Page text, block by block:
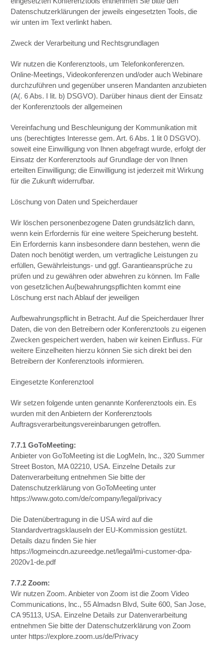
Datenschutzerklärungen der jeweils eingesetzten Tools, die
wir unten im Text verlinkt haben.
Zweck der Verarbeitung und Rechtsgrundlagen
Wir nutzen die Konferenztools, um Telefonkonferenzen.
Online-Meetings, Videokonferenzen und/oder auch Webinare
durchzuführen und gegenüber unseren Mandanten anzubieten
(A(. 6 Abs. I lit. b) DSGVO). Darüber hinaus dient der Einsatz
der Konferenztools der allgemeinen
Vereinfachung und Beschleunigung der Kommunikation mit
uns (berechtigtes Interesse gem. Art. 6 Abs. 1 lit 0 DSGVO).
soweit eine Einwilligung von Ihnen abgefragt wurde, erfolgt der
Einsatz der Konferenztools auf Grundlage der von Ihnen
erteilten Einwilligung; die Einwilligung ist jederzeit mit Wirkung
für die Zukunft widerrufbar.
Löschung von Daten und Speicherdauer
Wir löschen personenbezogene Daten grundsätzlich dann,
wenn kein Erfordernis für eine weitere Speicherung besteht.
Ein Erfordernis kann insbesondere dann bestehen, wenn die
Daten noch benötigt werden, um vertragliche Leistungen zu
erfüllen, Gewährleistungs- und ggf. Garantieansprüche zu
prüfen und zu gewähren oder abwehren zu können. Im Falle
von gesetzlichen Au{bewahrungspflichten kommt eine
Löschung erst nach Ablauf der jeweiligen
Aufbewahrungspflicht in Betracht. Auf die Speicherdauer Ihrer
Daten, die von den Betreibern oder Konferenztools zu eigenen
Zwecken gespeichert werden, haben wir keinen Einfluss. Für
weitere Einzelheiten hierzu können Sie sich direkt bei den
Betreibern der Konferenztools informieren.
Eingesetzte Konferenztool
Wir setzen folgende unten genannte Konferenztools ein. Es
wurden mit den Anbietern der Konferenztools
Auftragsverarbeitungsvereinbarungen getroffen.
7.7.1 GoToMeeting:
Anbieter von GoToMeeting ist die LogMeIn, lnc., 320 Summer
Street Boston, MA 02210, USA. Einzelne Details zur
Datenverarbeitung entnehmen Sie bitte der
Datenschutzerklärung von GoToMeeting unter
https://www.goto.com/de/company/legal/privacy
Die Datenübertragung in die USA wird auf die
Standardvertragsklauseln der EU-Kommission gestützt.
Details dazu finden Sie hier
https://logmeincdn.azureedge.net/legal/lmi-customer-dpa-
2020v1-de.pdf
7.7.2 Zoom:
Wir nutzen Zoom. Anbieter von Zoom ist die Zoom Video
Communications, lnc., 55 Almadsn Blvd, Suite 600, San Jose,
CA 95113, USA. Einzelne Details zur Datenverarbeitung
entnehmen Sie bitte der Datenschutzerklärung von Zoom
unter https://explore.zoom.us/de/Privacy